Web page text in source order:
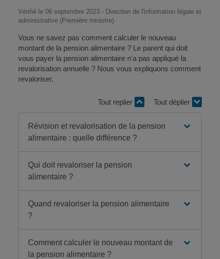
Vérifié le 06 septembre 2023 - Direction de l'information légale et
administrative (Première ministre)
Vous ne savez pas comment calculer le nouveau
montant de la pension alimentaire ? Le parent qui doit
vous payer la pension alimentaire n'a pas appliqué la
revalorisation annuelle ? Nous vous expliquons comment
revaloriser.
Tout replier Tout déplier
Révision et revalorisation de la pension
alimentaire : quelle différence ?
Qui doit revaloriser la pension
alimentaire ?
Quand revaloriser la pension alimentaire
?
Comment calculer le nouveau montant de
la pension alimentaire ?